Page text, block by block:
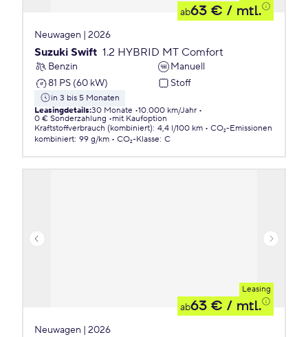
ab63 € / mtl.
Neuwagen | 2026
Suzuki Swift 1.2 HYBRID MT Comfort
Benzin
Manuell
81 PS (60 kW)
Stoff
in 3 bis 5 Monaten
Leasingdetails:30 Monate 10.000 km/Jahr
0 € Sonderzahlung
mit Kaufoption
Kraftstoffverbrauch (kombiniert): 4,4 l/100 km
CO₂-Emissionen
kombiniert: 99 g/km CO₂-Klasse: C
Leasing
ab63 € / mtl.
Neuwagen | 2026